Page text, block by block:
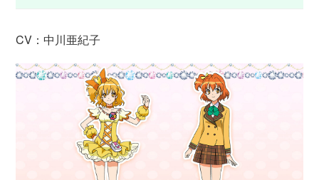
CV：中川亜紀子